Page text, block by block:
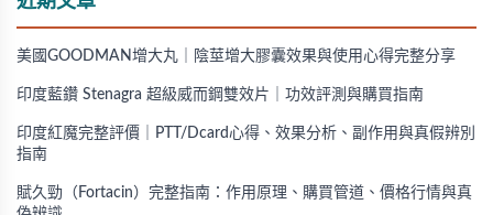
美國GOODMAN增大丸｜陰莖增大膠囊效果與使用心得完整分享
印度藍鑽 Stenagra 超級威而鋼雙效片｜功效評測與購買指南
印度紅魔完整評價｜PTT/Dcard心得、效果分析、副作用與真假辨別
指南
賦久勁（Fortacin）完整指南：作用原理、購買管道、價格行情與真